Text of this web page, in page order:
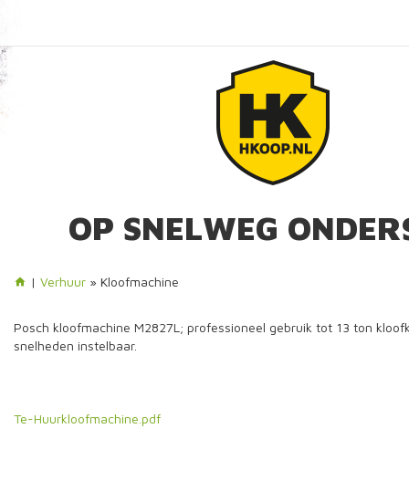
OP SNELWEG
| Verhuur » Kloofmachine
Posch kloofmachine M2827L; professioneel gebruik tot 13 ton
snelheden instelbaar.
Te-Huurkloofmachine.pdf